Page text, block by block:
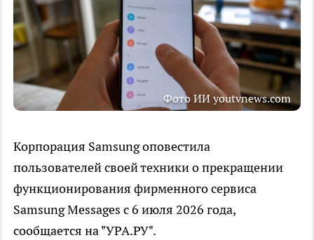
Фото ИИ youtvnews.com
Корпорация Samsung оповестила
пользователей своей техники о прекращении
функционирования фирменного сервиса
Samsung Messages с 6 июля 2026 года,
сообщается на "УРА.РУ".